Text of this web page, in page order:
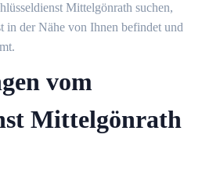
Mittelgönrath suchen,
in der Nähe von Ihnen befindet und
vom
Mittelgönrath